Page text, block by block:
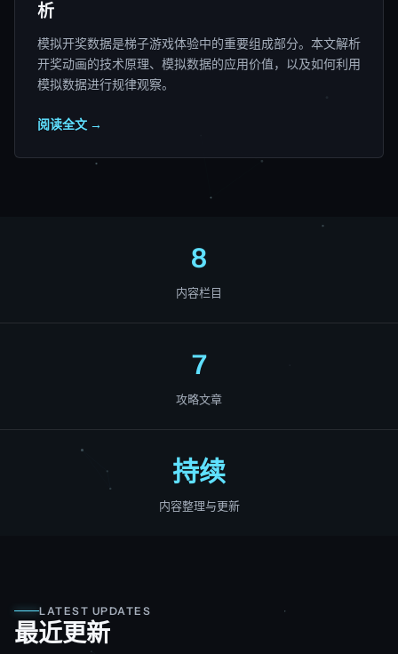
析
模拟开奖数据是梯子游戏体验中的重要组成部分。本文解析
开奖动画的技术原理、模拟数据的应用价值，以及如何利用
模拟数据进行规律观察。
阅读全文 →
8
内容栏目
7
攻略文章
持续
内容整理与更新
LATEST UPDATES
最近更新